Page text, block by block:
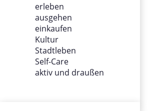
erleben
ausgehen
einkaufen
Kultur
Stadtleben
Self-Care
aktiv und draußen
ÜBER UNS
Impressum
Datenschutz
Gewinnspiel
Werbung